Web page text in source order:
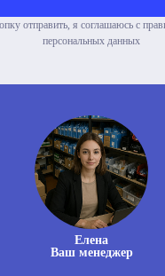
отправить, я соглашаюсь с
персональных данных
Елена
Ваш менеджер